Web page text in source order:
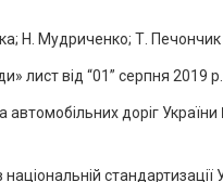
Н. Мудриченко; Т. Печончик
лист від “01” серпня 2019
доріг України
стандартизації